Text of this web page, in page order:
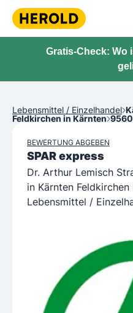
Gratis-Check: Wo
Lebensmittel / Einzelhandel
Feldkirchen in Kärnten 9560
BEWERTUNG ABGEBEN
SPAR express
Dr. Arthur Lemisch
in Kärnten Feldkirchen
Lebensmittel /